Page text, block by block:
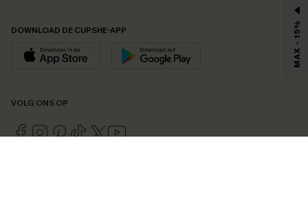
DOWNLOAD DE CUPSHE-APP
VOLG ONS OP
MAX - 15%